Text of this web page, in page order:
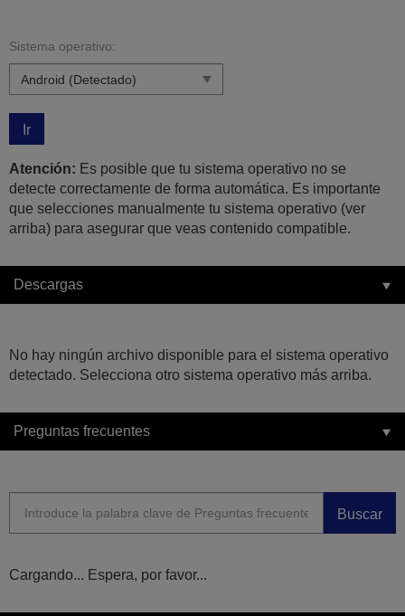
Sistema operativo:
Ir
Atención: Es posible que tu sistema operativo no se
detecte correctamente de forma automática. Es importante
que selecciones manualmente tu sistema operativo (ver
arriba) para asegurar que veas contenido compatible.
Descargas
No hay ningún archivo disponible para el sistema operativo
detectado. Selecciona otro sistema operativo más arriba.
Preguntas frecuentes
Buscar
Cargando... Espera, por favor...